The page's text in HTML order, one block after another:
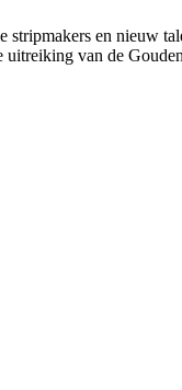
en nieuw
van de